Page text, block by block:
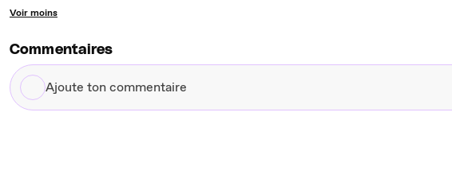
Voir moins
Commentaires
Ajoute
ton